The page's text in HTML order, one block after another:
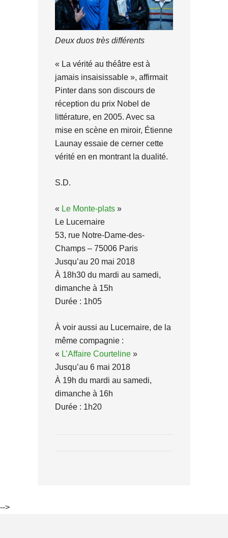
Deux duos très différents
« La vérité au théâtre est à
jamais insaisissable », affirmait
Pinter dans son discours de
réception du prix Nobel de
littérature, en 2005. Avec sa
mise en scène en miroir, Étienne
Launay essaie de cerner cette
vérité en en montrant la dualité.
S.D.
« Le Monte-plats »
Le Lucernaire
53, rue Notre-Dame-des-
Champs – 75006 Paris
Jusqu’au 20 mai 2018
À 18h30 du mardi au samedi,
dimanche à 15h
Durée : 1h05
À voir aussi au Lucernaire, de la
même compagnie :
« L’Affaire Courteline »
Jusqu’au 6 mai 2018
À 19h du mardi au samedi,
dimanche à 16h
Durée : 1h20
-->